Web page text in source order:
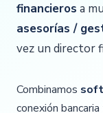
financieros a
asesorías /
vez un director
Combinamos
conexión